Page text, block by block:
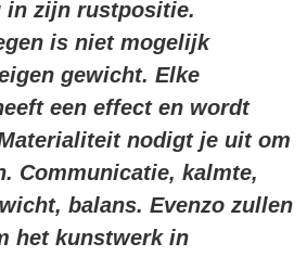
in zijn rustpositie.
is niet mogelijk
gewicht. Elke
een effect en wordt
nodigt je uit om
Communicatie, kalmte,
balans. Evenzo zullen
het kunstwerk in